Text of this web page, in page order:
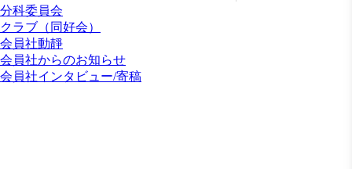
分科委員会
クラブ（同好会）
会員社動靜
会員社からのお知らせ
会員社インタビュー/寄稿